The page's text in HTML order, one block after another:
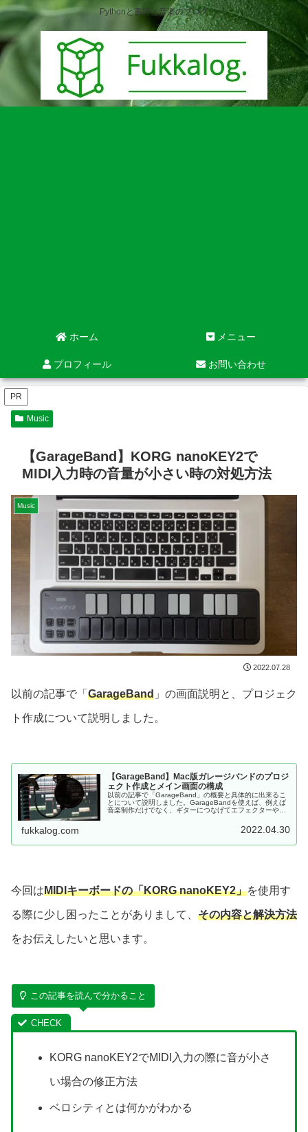
Pythonと書評と音楽のブログ
ホーム メニュー
プロフィール お問い合わせ
PR
Music
【GarageBand】KORG nanoKEY2で
MIDI入力時の音量が小さい時の対処方法
Music
2022.07.28
以前の記事で「 GarageBand 」の画面説明と、プロジェク
ト作成について説明しました。
【GarageBand】Mac版ガレージバンドのプロジ
ェクト作成とメイン画面の構成
以前の記事で「GarageBand」の概要と具体的に出来るこ
とについて説明しました。GarageBandを使えば、例えば
音楽制作だけでなく、ギターにつなげてエフェクターやア
fukkalog.com 2022.04.30
今回はMIDIキーボードの「KORG nanoKEY2」を使用す
る際に少し困ったことがありまして、 その内容と解決方法
をお伝えしたいと思います。
この記事を読んで分かること
KORG nanoKEY2でMIDI入力の際に音が小さ
い場合の修正方法
ベロシティとは何かがわかる